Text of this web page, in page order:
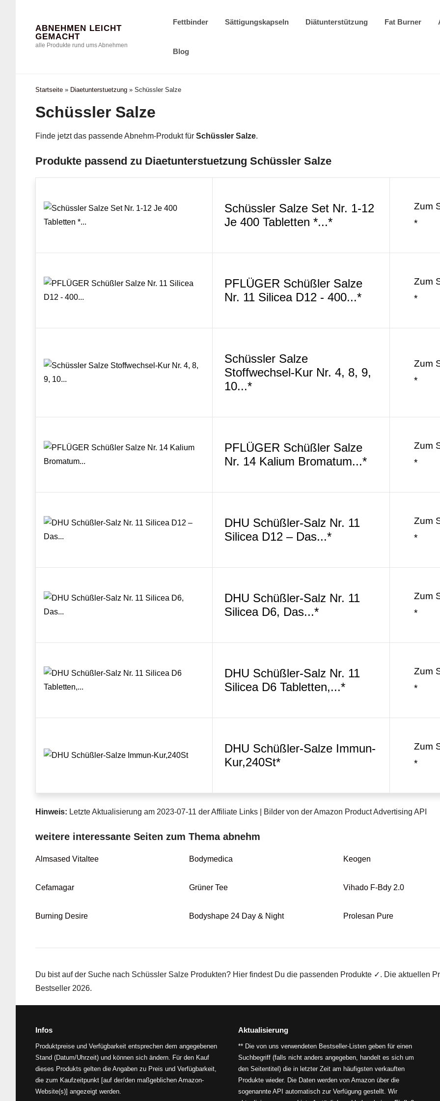
ABNEHMEN LEICHT
GEMACHT
alle Produkte rund ums Abnehmen
Fettbinder Sättigungskapseln Diätunterstützung Fat Burner
Blog
Startseite » Diaetunterstuetzung » Schüssler Salze
Schüssler Salze
Finde jetzt das passende Abnehm-Produkt für Schüssler Salze.
Produkte passend zu Diaetunterstuetzung Schüssler Salze
Schüssler Salze Set Nr. 1-12
Je 400 Tabletten *...*
Zum
*
PFLÜGER Schüßler Salze
Nr. 11 Silicea D12 - 400...*
Zum
*
Schüssler Salze
Stoffwechsel-Kur Nr. 4, 8, 9,
10...*
Zum
*
PFLÜGER Schüßler Salze
Nr. 14 Kalium Bromatum...*
Zum
*
DHU Schüßler-Salz Nr. 11
Silicea D12 – Das...*
Zum
*
DHU Schüßler-Salz Nr. 11
Silicea D6, Das...*
Zum
*
DHU Schüßler-Salz Nr. 11
Silicea D6 Tabletten,...*
Zum
*
DHU Schüßler-Salze Immun-
Kur,240St*
Zum
*
Hinweis: Letzte Aktualisierung am 2023-07-11 der Affiliate Links | Bilder von der Amazon Product Advertising API
weitere interessante Seiten zum Thema abnehm
Almsased Vitaltee Bodymedica Keogen
Cefamagar Grüner Tee Vihado F-Bdy 2.0
Burning Desire Bodyshape 24 Day & Night Prolesan Pure
Du bist auf der Suche nach Schüssler Salze Produkten? Hier findest Du die passenden Produkte ✓. Die aktuellen
Bestseller 2026.
Infos
Produktpreise und Verfügbarkeit entsprechen dem angegebenen
Stand (Datum/Uhrzeit) und können sich ändern. Für den Kauf
dieses Produkts gelten die Angaben zu Preis und Verfügbarkeit,
die zum Kaufzeitpunkt [auf der/den maßgeblichen Amazon-
Website(s)] angezeigt werden.
Aktualisierung
** Die von uns verwendeten Bestseller-Listen geben für einen
Suchbegriff (falls nicht anders angegeben, handelt es sich um
den Seitentitel) die in letzter Zeit am häufigsten verkauften
Produkte wieder. Die Daten werden von Amazon über die
sogenannte API automatisch zur Verfügung gestellt. Wir